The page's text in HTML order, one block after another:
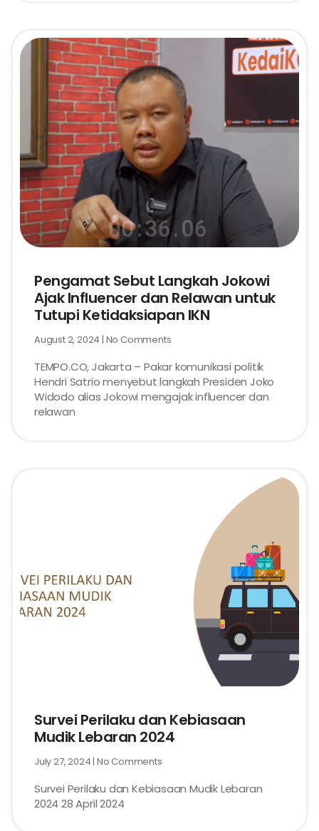
Pengamat Sebut Langkah Jokowi
Ajak Influencer dan Relawan untuk
Tutupi Ketidaksiapan IKN
August 2, 2024 No Comments
TEMPO.CO, Jakarta – Pakar komunikasi politik
Hendri Satrio menyebut langkah Presiden Joko
Widodo alias Jokowi mengajak influencer dan
relawan
Survei Perilaku dan Kebiasaan
Mudik Lebaran 2024
July 27, 2024 No Comments
Survei Perilaku dan Kebiasaan Mudik Lebaran
2024 28 April 2024